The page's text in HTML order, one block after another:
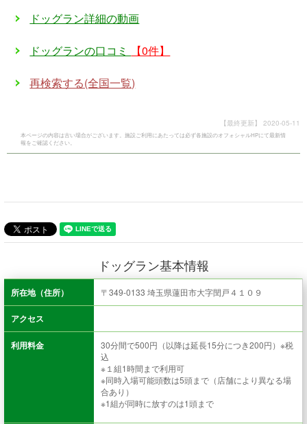
ドッグラン詳細の動画
ドッグランの口コミ 【0件】
再検索する(全国一覧)
【最終更新】 2020-05-11
本ページの内容は古い場合がございます。施設ご利用にあたっては必ず各施設のオフォシャルHPにて最新情
報をご確認ください。
ドッグラン基本情報
所在地（住所） 〒349-0133 埼玉県蓮田市大字閏戸４１０９
アクセス
利用料金
30分間で500円（以降は延長15分につき200円）※税
込
※１組1時間まで利用可
※同時入場可能頭数は5頭まで（店舗により異なる場
合あり）
※1組が同時に放すのは1頭まで